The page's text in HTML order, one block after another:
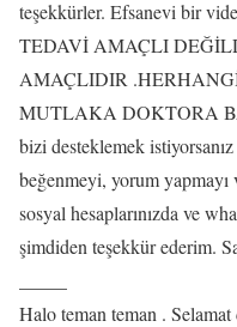
teşekkürler. Efsanevi bir
TEDAVİ AMAÇLI
AMAÇLIDIR
MUTLAKA DOKTORA
bizi desteklemek
beğenmeyi, yorum yapmayı
sosyal hesaplarınızda ve
şimdiden teşekkür ederim.
Halo teman teman .